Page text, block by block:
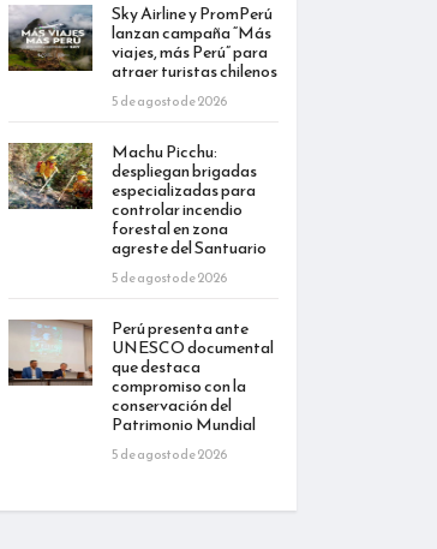
Sky Airline y PromPerú
lanzan campaña “Más
viajes, más Perú” para
atraer turistas chilenos
5 de agosto de 2026
Machu Picchu:
despliegan brigadas
especializadas para
controlar incendio
forestal en zona
agreste del Santuario
5 de agosto de 2026
Perú presenta ante
UNESCO documental
que destaca
compromiso con la
conservación del
Patrimonio Mundial
5 de agosto de 2026